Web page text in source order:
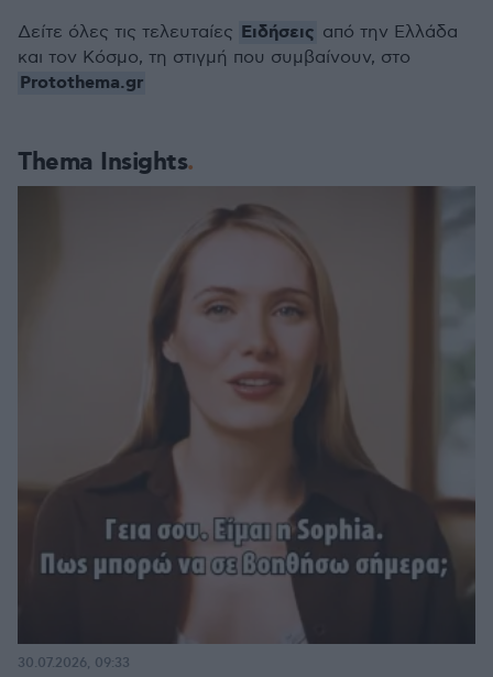
Thema Insights
30.07.2026, 09:33
Δείτε όλες τις τελευταίες Ειδήσεις από την Ελλάδα
και τον Κόσμο, τη στιγμή που συμβαίνουν, στο
Protothema.gr